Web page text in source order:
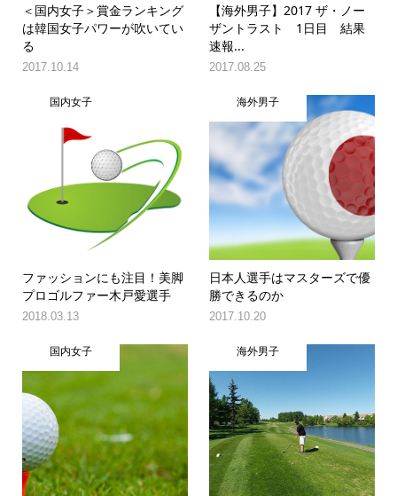
＜国内女子＞賞金ランキング
は韓国女子パワーが吹いてい
る
2017.10.14
【海外男子】2017 ザ・ノー
ザントラスト 1日目 結果
速報...
2017.08.25
国内女子
ファッションにも注目！美脚
プロゴルファー木戸愛選手
2018.03.13
海外男子
日本人選手はマスターズで優
勝できるのか
2017.10.20
国内女子 海外男子